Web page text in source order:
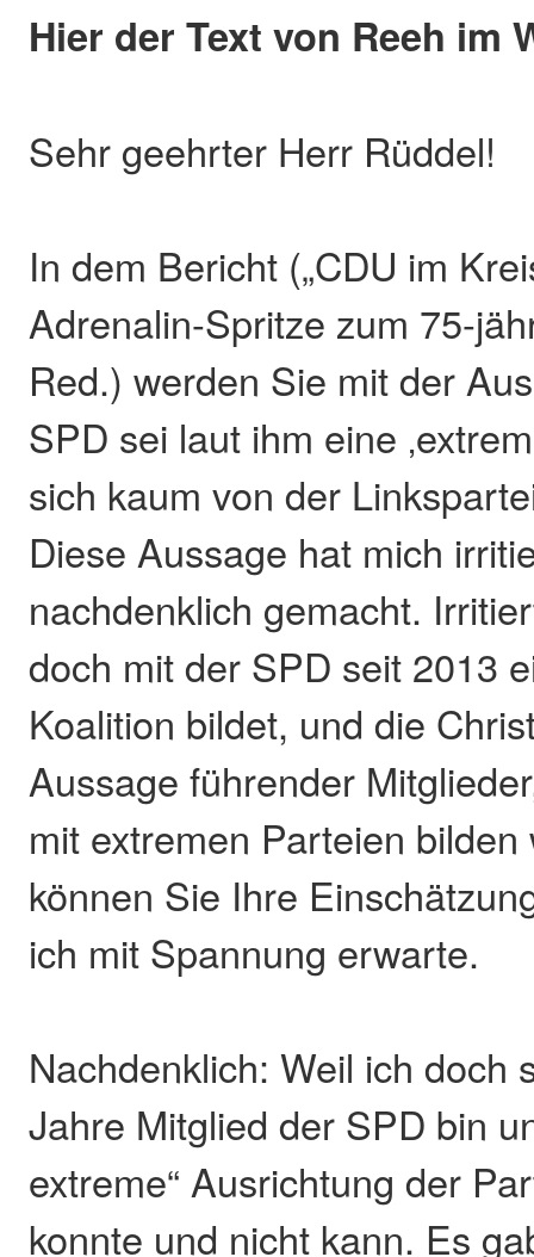
Hier der Text von Reeh im
Sehr geehrter Herr Rüddel!
In dem Bericht („CDU im
Adrenalin-Spritze zum 75-
Red.) werden Sie mit der
SPD sei laut ihm eine
sich kaum von der
Diese Aussage hat mich
nachdenklich gemacht.
doch mit der SPD seit 2013
Koalition bildet, und die
Aussage führender
mit extremen Parteien
können Sie Ihre
ich mit Spannung erwarte.
Nachdenklich: Weil ich doch
Jahre Mitglied der SPD bin
extreme“ Ausrichtung der
konnte und nicht kann. Es